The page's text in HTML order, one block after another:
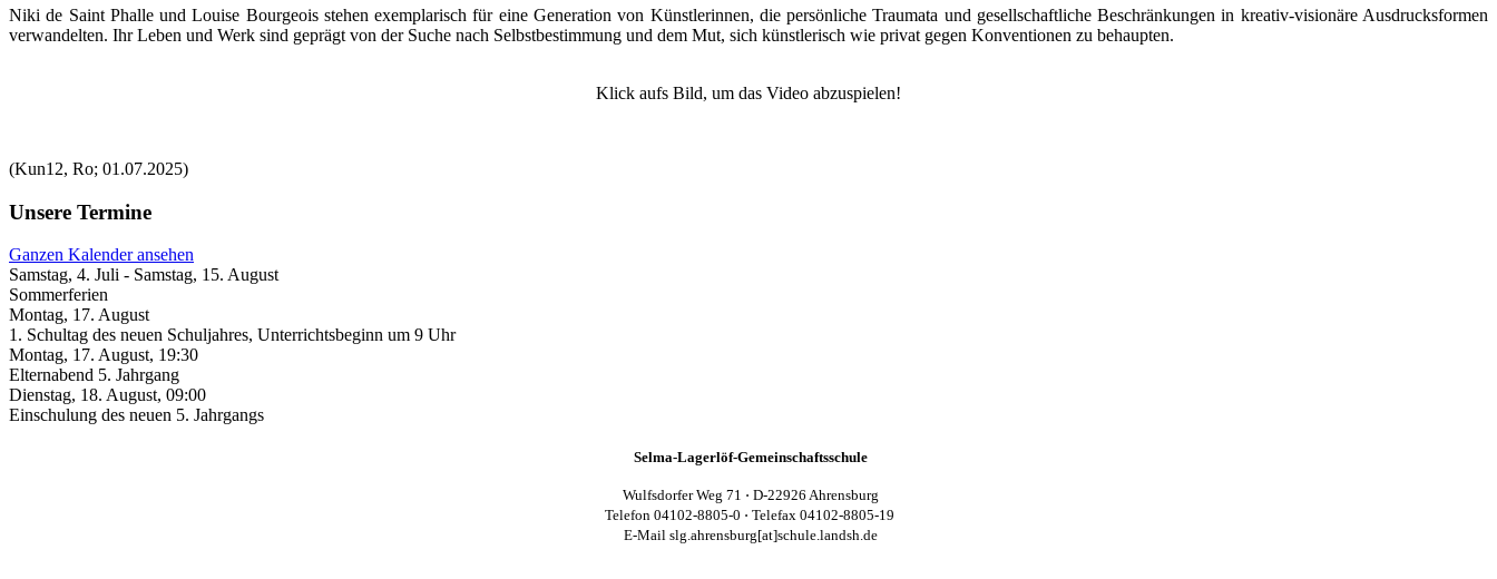
Niki de Saint Phalle und Louise Bourgeois stehen exemplarisch für eine Generation von Künstlerinnen, die persönliche Traumata und gesellschaftliche Beschränkungen in kreativ-visionäre Ausdrucksformen
verwandelten. Ihr Leben und Werk sind geprägt von der Suche nach Selbstbestimmung und dem Mut, sich künstlerisch wie privat gegen Konventionen zu behaupten.
Klick aufs Bild, um das Video abzuspielen!
(Kun12, Ro; 01.07.2025)
Unsere Termine
Ganzen Kalender ansehen
Samstag, 4. Juli - Samstag, 15. August
Sommerferien
Montag, 17. August
1. Schultag des neuen Schuljahres, Unterrichtsbeginn um 9 Uhr
Montag, 17. August, 19:30
Elternabend 5. Jahrgang
Dienstag, 18. August, 09:00
Einschulung des neuen 5. Jahrgangs
Selma-Lagerlöf-Gemeinschaftsschule
Wulfsdorfer Weg 71 ⋅ D-22926 Ahrensburg
Telefon 04102-8805-0 ⋅ Telefax 04102-8805-19
E-Mail slg.ahrensburg[at]schule.landsh.de